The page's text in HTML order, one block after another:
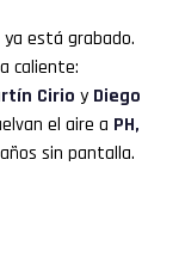
está grabado.
caliente:
Cirio y Diego
el aire a PH,
sin pantalla.